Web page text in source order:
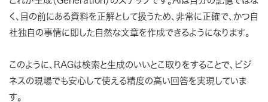
く、目の前にある資料を正解として扱うため、非常に正確で、かつ自
社独自の事情に即した自然な文章を作成できるようになります。
このように、RAGは検索と生成のいいとこ取りをすることで、ビジ
ネスの現場でも安心して使える精度の高い回答を実現していま
す。